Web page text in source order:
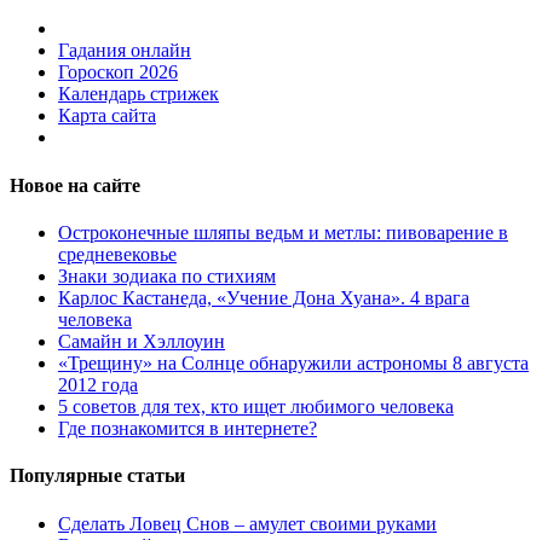
Гадания онлайн
Гороскоп 2026
Календарь стрижек
Карта сайта
Новое на сайте
Остроконечные шляпы ведьм и метлы: пивоварение в
средневековье
Знаки зодиака по стихиям
Карлос Кастанеда, «Учение Дона Хуана». 4 врага
человека
Самайн и Хэллоуин
«Трещину» на Солнце обнаружили астрономы 8 августа
2012 года
5 советов для тех, кто ищет любимого человека
Где познакомится в интернете?
Популярные статьи
Сделать Ловец Снов – амулет своими руками